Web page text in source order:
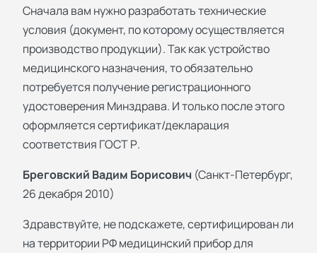
Сначала вам нужно разработать технические
условия (документ, по которому осуществляется
производство продукции). Так как устройство
медицинского назначения, то обязательно
потребуется получение регистрационного
удостоверения Минздрава. И только после этого
оформляется сертификат/декларация
соответствия ГОСТ Р.
Бреговский Вадим Борисович (Санкт-Петербург,
26 декабря 2010)
Здравствуйте, не подскажете, сертифицирован ли
на территории РФ медицинский прибор для